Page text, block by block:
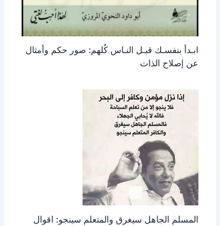
ابـدأ بنفسـك قبـل النـاس كُلهم: صور حكم وأمثال
عن إصلاح الذات
المسلم الجاهل سيغرق والمتعلم سينجو: اقوال